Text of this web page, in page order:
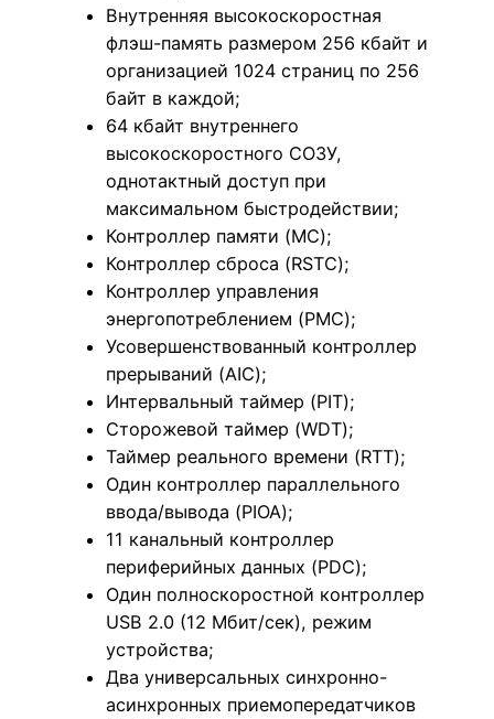
Внутренняя высокоскоростная
флэш-память размером 256 кбайт и
организацией 1024 страниц по 256
байт в каждой;
64 кбайт внутреннего
высокоскоростного СОЗУ,
однотактный доступ при
максимальном быстродействии;
Контроллер памяти (MC);
Контроллер сброса (RSTC);
Контроллер управления
энергопотреблением (PMC);
Усовершенствованный контроллер
прерываний (AIC);
Интервальный таймер (PIT);
Сторожевой таймер (WDT);
Таймер реального времени (RTT);
Один контроллер параллельного
ввода/вывода (PIOA);
11 канальный контроллер
периферийных данных (PDC);
Один полноскоростной контроллер
USB 2.0 (12 Мбит/сек), режим
устройства;
Два универсальных синхронно-
асинхронных приемопередатчиков